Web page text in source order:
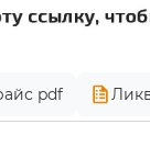
pdf